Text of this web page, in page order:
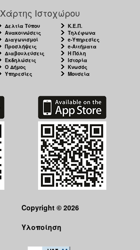
Χάρτης Ιστοχώρου
Δελτία Τύπου
Ανακοινώσεις
Διαγωνισμοί
Προσλήψεις
Διαβουλεύσεις
Εκδηλώσεις
Ο Δήμος
Υπηρεσίες
Κ.Ε.Π.
Τηλέφωνα
e-Υπηρεσίες
e-Αιτήματα
Η Πόλη
Ιστορία
Κνωσός
Μουσεία
Copyright © 2026
Υλοποίηση